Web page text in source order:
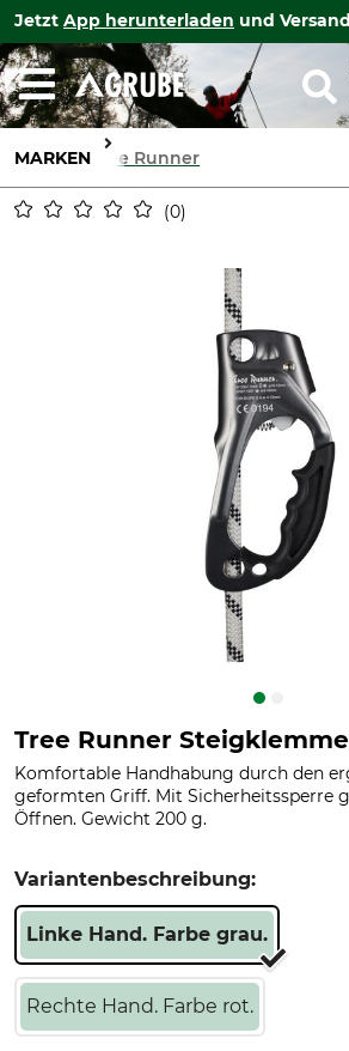
Jetzt App herunterladen und
MARKEN Tree Runner
0
Tree Runner Steigklemme
Komfortable Handhabung durch den
geformten Griff. Mit Sicherheitssperre
Öffnen. Gewicht 200 g.
Variantenbeschreibung:
Linke Hand. Farbe grau.
Rechte Hand. Farbe rot.